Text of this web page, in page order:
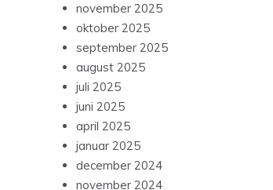
november 2025
oktober 2025
september 2025
august 2025
juli 2025
juni 2025
april 2025
januar 2025
december 2024
november 2024